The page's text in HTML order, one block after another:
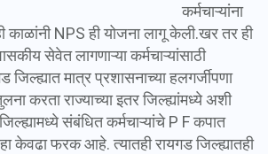
कर्मचाऱ्यांना
काळांनी NPS ही योजना लागू केली.खर तर ही
सेवेत लागणाऱ्या कर्मचाऱ्यांसाठी
मात्र प्रशासनाच्या हलगर्जीपणा
करता राज्याच्या इतर जिल्ह्यांमध्ये अशी
संबंधित कर्मचाऱ्यांचे P F कपात
फरक आहे. त्यातही रायगड जिल्ह्यातही